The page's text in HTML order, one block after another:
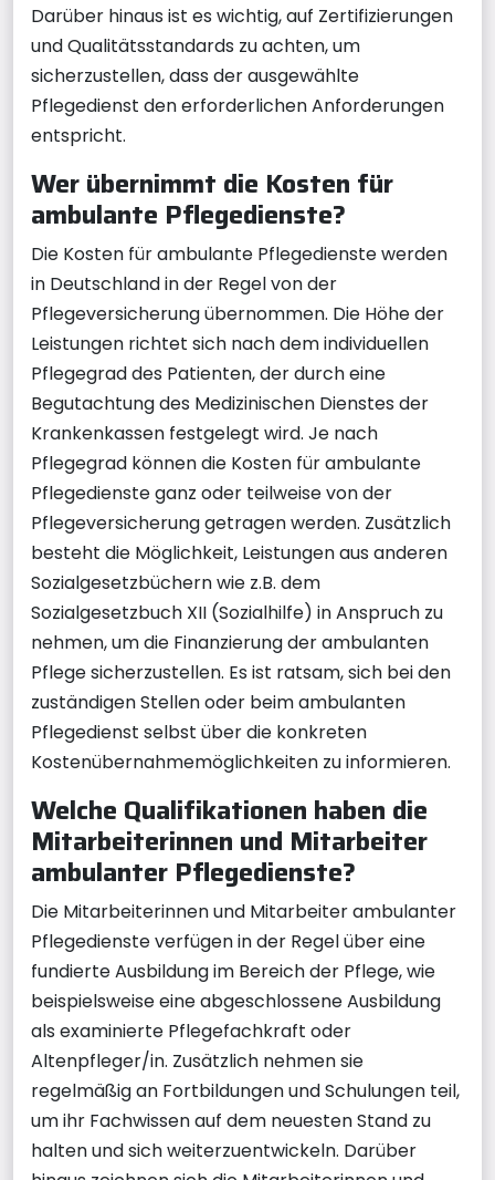
Darüber hinaus ist es wichtig, auf Zertifizierungen
und Qualitätsstandards zu achten, um
sicherzustellen, dass der ausgewählte
Pflegedienst den erforderlichen Anforderungen
entspricht.
Wer übernimmt die Kosten für
ambulante Pflegedienste?
Die Kosten für ambulante Pflegedienste werden
in Deutschland in der Regel von der
Pflegeversicherung übernommen. Die Höhe der
Leistungen richtet sich nach dem individuellen
Pflegegrad des Patienten, der durch eine
Begutachtung des Medizinischen Dienstes der
Krankenkassen festgelegt wird. Je nach
Pflegegrad können die Kosten für ambulante
Pflegedienste ganz oder teilweise von der
Pflegeversicherung getragen werden. Zusätzlich
besteht die Möglichkeit, Leistungen aus anderen
Sozialgesetzbüchern wie z.B. dem
Sozialgesetzbuch XII (Sozialhilfe) in Anspruch zu
nehmen, um die Finanzierung der ambulanten
Pflege sicherzustellen. Es ist ratsam, sich bei den
zuständigen Stellen oder beim ambulanten
Pflegedienst selbst über die konkreten
Kostenübernahmemöglichkeiten zu informieren.
Welche Qualifikationen haben die
Mitarbeiterinnen und Mitarbeiter
ambulanter Pflegedienste?
Die Mitarbeiterinnen und Mitarbeiter ambulanter
Pflegedienste verfügen in der Regel über eine
fundierte Ausbildung im Bereich der Pflege, wie
beispielsweise eine abgeschlossene Ausbildung
als examinierte Pflegefachkraft oder
Altenpfleger/in. Zusätzlich nehmen sie
regelmäßig an Fortbildungen und Schulungen teil,
um ihr Fachwissen auf dem neuesten Stand zu
halten und sich weiterzuentwickeln. Darüber